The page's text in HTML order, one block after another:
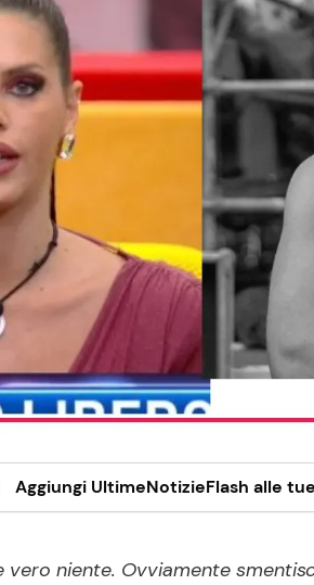
Aggiungi UltimeNotizieFlash alle
vero niente. Ovviamente